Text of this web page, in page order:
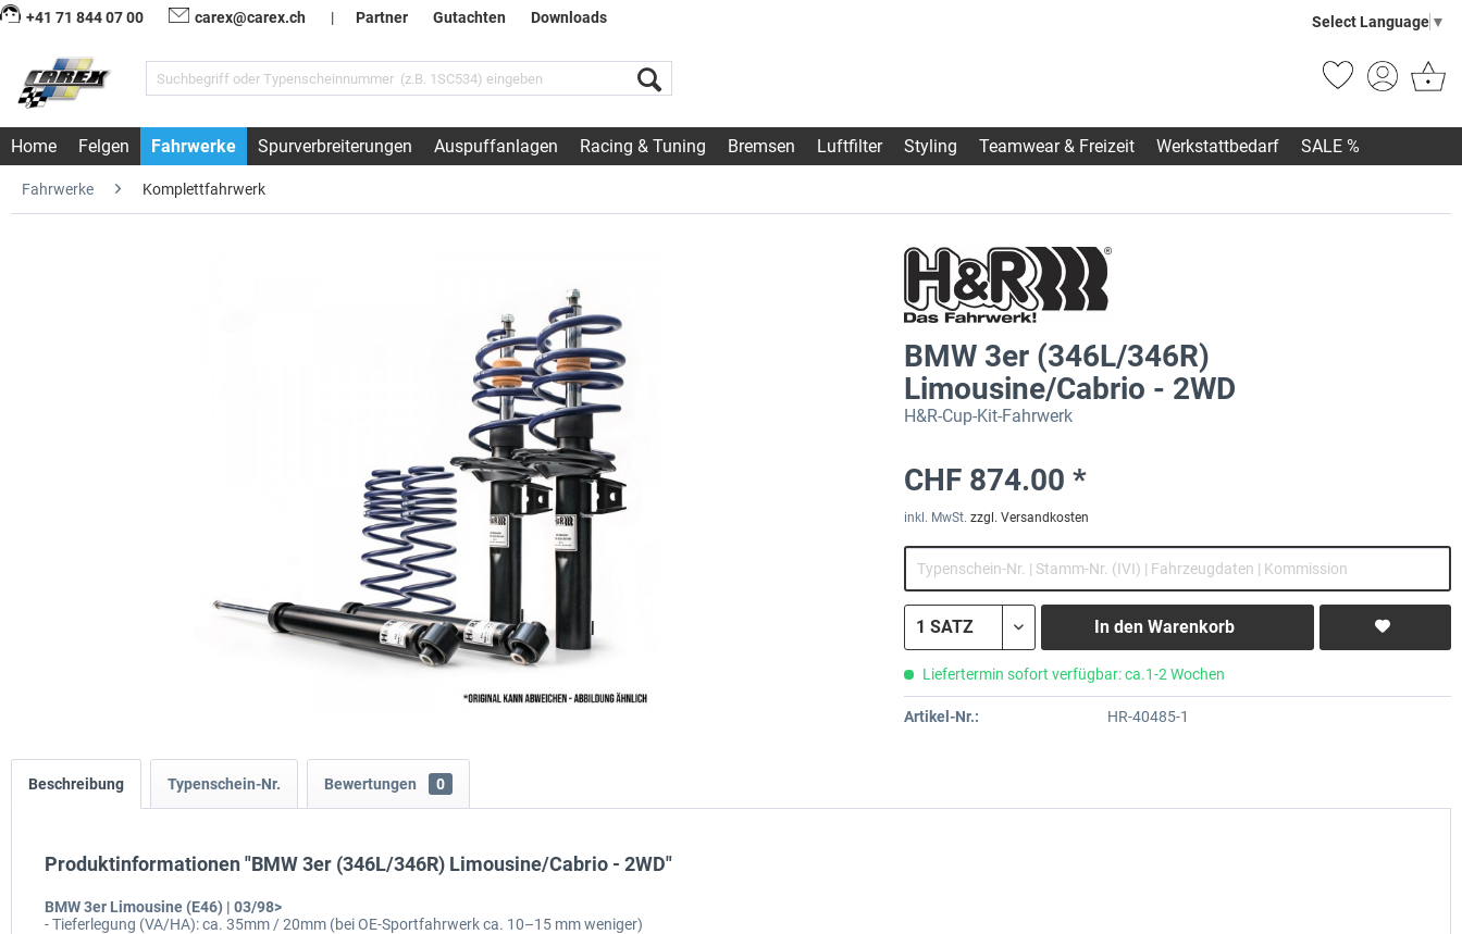
+41 71 844 07 00 carex@carex.ch | Partner Gutachten Downloads Select Language ▼
Home Felgen Fahrwerke Spurverbreiterungen Auspuffanlagen Racing & Tuning Bremsen Luftfilter Styling Teamwear & Freizeit Werkstattbedarf SALE %
Fahrwerke Komplettfahrwerk
BMW 3er (346L/346R)
Limousine/Cabrio - 2WD
H&R-Cup-Kit-Fahrwerk
CHF 874.00 *
inkl. MwSt. zzgl. Versandkosten
In den Warenkorb
Liefertermin sofort verfügbar: ca.1-2 Wochen
Artikel-Nr.: HR-40485-1
Beschreibung Typenschein-Nr. Bewertungen 0
Produktinformationen "BMW 3er (346L/346R) Limousine/Cabrio - 2WD"
BMW 3er Limousine (E46) | 03/98>
- Tieferlegung (VA/HA): ca. 35mm / 20mm (bei OE-Sportfahrwerk ca. 10–15 mm weniger)